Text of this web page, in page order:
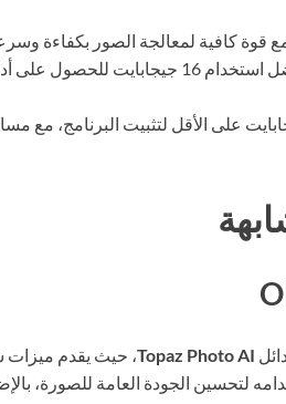
مع قوة كافية لمعالجة الصور بكفاءة
8 جيجابايت على الأقل، يُفضل استخدام 16
خالية تبلغ 2 جيجابايت على الأقل لتثبيت
Topaz Photo AI، حيث يقدم ميزات
لتحسين الجودة العامة للصورة،